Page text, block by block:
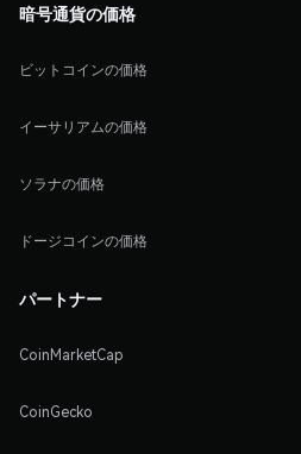
暗号通貨の価格
ビットコインの価格
イーサリアムの価格
ソラナの価格
ドージコインの価格
パートナー
CoinMarketCap
CoinGecko